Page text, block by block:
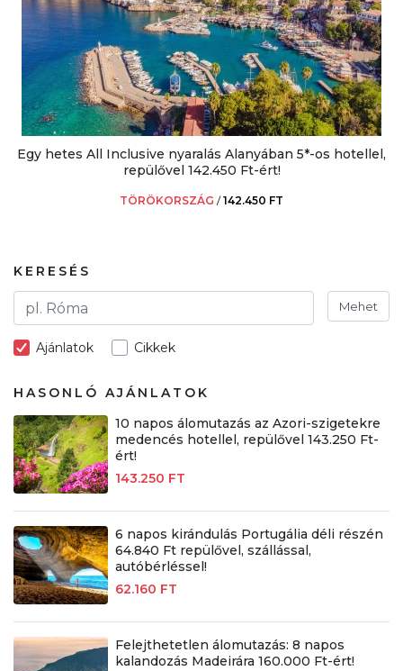
Egy hetes All Inclusive nyaralás Alanyában 5*-os hotellel,
repülővel 142.450 Ft-ért!
TÖRÖKORSZÁG /142.450 FT
KERESÉS
Mehet
Ajánlatok Cikkek
HASONLÓ AJÁNLATOK
10 napos álomutazás az Azori-szigetekre
medencés hotellel, repülővel 143.250 Ft-
ért!
143.250 FT
6 napos kirándulás Portugália déli részén
64.840 Ft repülővel, szállással,
autóbérléssel!
62.160 FT
Felejthetetlen álomutazás: 8 napos
kalandozás Madeirára 160.000 Ft-ért!